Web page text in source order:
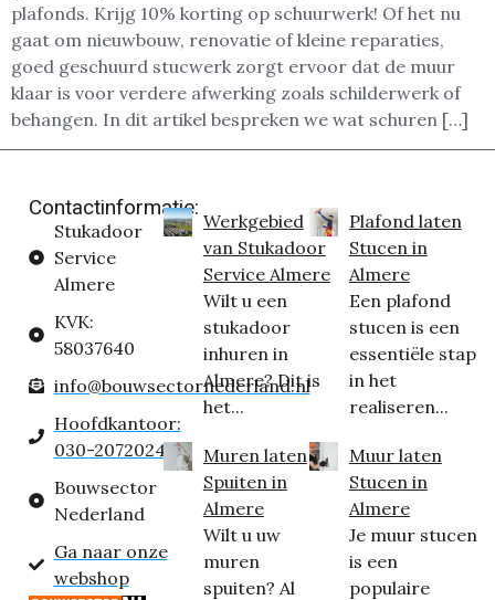
plafonds. Krijg 10% korting op schuurwerk! Of het nu
gaat om nieuwbouw, renovatie of kleine reparaties,
goed geschuurd stucwerk zorgt ervoor dat de muur
klaar is voor verdere afwerking zoals schilderwerk of
behangen. In dit artikel bespreken we wat schuren […]
Contactinformatie:
Stukadoor
Service
Almere
KVK:
58037640
info@bouwsectornederland.nl
Hoofdkantoor:
030-2072024
Bouwsector
Nederland
Ga naar onze
webshop
Werkgebied
van Stukadoor
Service Almere
Wilt u een
stukadoor
inhuren in
Almere? Dit is
het...
Muren laten
Spuiten in
Almere
Wilt u uw
muren
spuiten? Al
Plafond laten
Stucen in
Almere
Een plafond
stucen is een
essentiële stap
in het
realiseren...
Muur laten
Stucen in
Almere
Je muur stucen
is een
populaire